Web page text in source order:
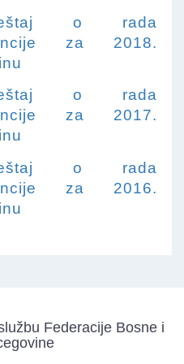
o rada
za 2018.
o rada
za 2017.
o rada
za 2016.
Federacije Bosne i